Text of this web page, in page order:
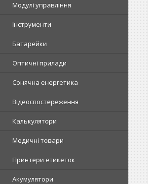
Модулі управління
Інструменти
Батарейки
Оптичні прилади
Сонячна енергетика
Відеоспостереження
Калькулятори
Медичні товари
Принтери етикеток
Акумулятори